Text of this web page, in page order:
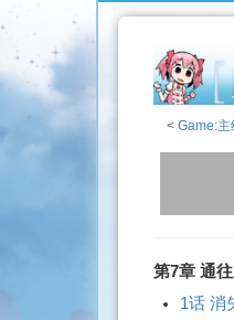
<Game:主
、
第7章 通
1话 消